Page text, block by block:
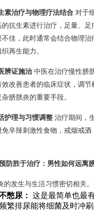
素治疗与物理疗法结合 对于
的抗生素进行治疗，足量、
不佳，此时通常会结合物理
再生能力。
辨证施治中医在治疗慢性膀
效改善患者的临床症状，调
膀胱炎的重要手段。
护理与习惯调整 治疗期间，
免辛辣刺激性食物，戒烟戒
防胜于治疗：男性如何远离
的发生与生活习惯密切相关
憋尿： 这是最简单也最
繁排尿能将细菌及时冲刷